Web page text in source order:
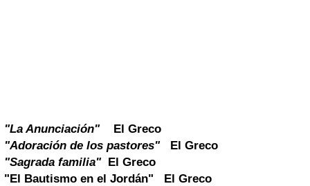
"La Anunciación"
El Greco
"Adoración de los pastores"
El Greco
"Sagrada familia" El Greco
"El Bautismo en el Jordán" El Greco